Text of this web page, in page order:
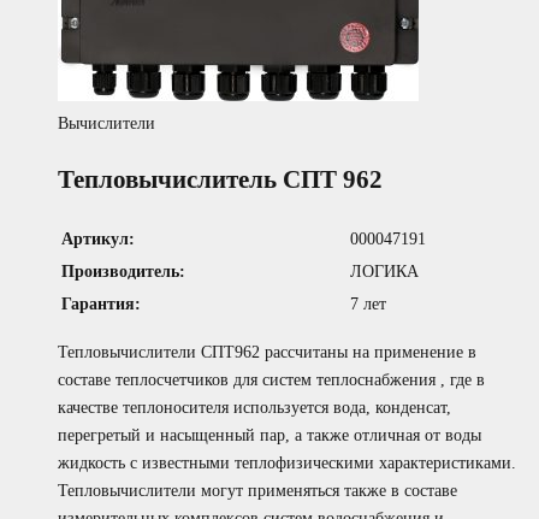
Вычислители
Тепловычислитель СПТ 962
Артикул:
000047191
Производитель:
ЛОГИКА
Гарантия:
7 лет
Тепловычислители СПТ962 рассчитаны на применение в
составе теплосчетчиков для систем теплоснабжения , где в
качестве теплоносителя используется вода, конденсат,
перегретый и насыщенный пар, а также отличная от воды
жидкость с известными теплофизическими характеристиками.
Тепловычислители могут применяться также в составе